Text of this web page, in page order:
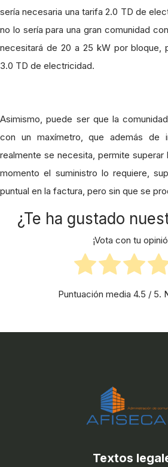
sería necesaria una tarifa 2.0 TD de
no lo sería para una gran comunidad
necesitará de 20 a 25 kW por bloque,
3.0 TD de electricidad.
Asimismo, puede ser que la
con un maxímetro, que además de
realmente se necesita, permite superar
momento el suministro lo requiere,
puntual en la factura, pero sin que se
¿Te ha gustado
¡Vota con tu
Puntuación media 4.5 / 5.
Textos